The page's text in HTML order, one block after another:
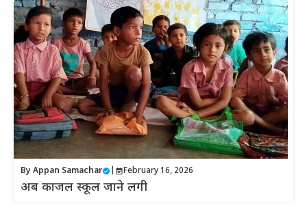
By Appan Samachar February 16, 2026
अब काजल स्कूल जाने लगी